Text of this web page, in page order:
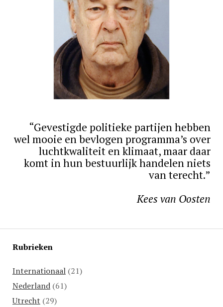
“Gevestigde politieke partijen hebben
wel mooie en bevlogen programma’s over
luchtkwaliteit en klimaat, maar daar
komt in hun bestuurlijk handelen niets
van terecht.”
Kees van Oosten
Rubrieken
Internationaal(21)
Nederland(61)
Utrecht (29)